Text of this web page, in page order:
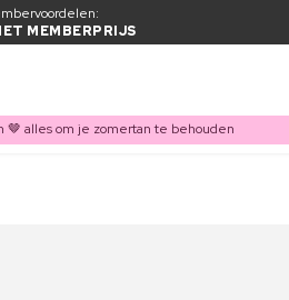
MEMBERPRIJS
🤎 alles om je zomertan te behouden